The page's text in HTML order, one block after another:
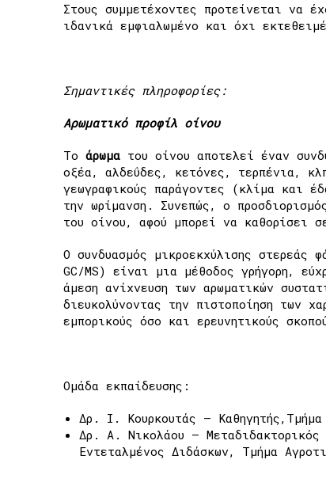
Στους συμμετέχοντες προτείνεται να
ιδανικά εμφιαλωμένο και όχι
Σημαντικές πληροφορίες:
Αρωματικό προφίλ οίνου
Το άρωμα του οίνου αποτελεί έναν
οξέα, αλδεΰδες, κετόνες, τερπένια,
γεωγραφικούς παράγοντες (κλίμα και
την ωρίμανση. Συνεπώς, ο
του οίνου, αφού μπορεί να καθορίσει
Ο συνδυασμός μικροεκχύλισης στερεάς
GC/MS) είναι μια μέθοδος γρήγορη,
άμεση ανίχνευση των αρωματικών
διευκολύνοντας την πιστοποίηση των
εμπορικούς όσο και ερευνητικούς
Ομάδα εκπαίδευσης:
Δρ. Ι. Κουρκουτάς –
Δρ. Α. Νικολάου – Μεταδιδακτορικός
Εντεταλμένος Διδάσκων, Τμήμα